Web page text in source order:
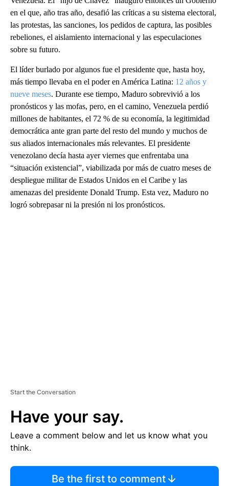
en el que, año tras año, desafió las críticas a su sistema electoral,
las protestas, las sanciones, los pedidos de captura, las posibles
rebeliones, el aislamiento internacional y las especulaciones
sobre su futuro.
El líder burlado por algunos fue el presidente que, hasta hoy,
más tiempo llevaba en el poder en América Latina: 12 años y
nueve meses. Durante ese tiempo, Maduro sobrevivió a los
pronósticos y las mofas, pero, en el camino, Venezuela perdió
millones de habitantes, el 72 % de su economía, la legitimidad
democrática ante gran parte del resto del mundo y muchos de
sus aliados internacionales más relevantes. El presidente
venezolano decía hasta ayer viernes que enfrentaba una
“situación existencial”, viabilizada por más de cuatro meses de
despliegue militar de Estados Unidos en el Caribe y las
amenazas del presidente Donald Trump. Esta vez, Maduro no
logró sobrepasar ni la presión ni los pronósticos.
Start the Conversation
Have your say.
Leave a comment below and let us know what you
think.
Be the first to comment